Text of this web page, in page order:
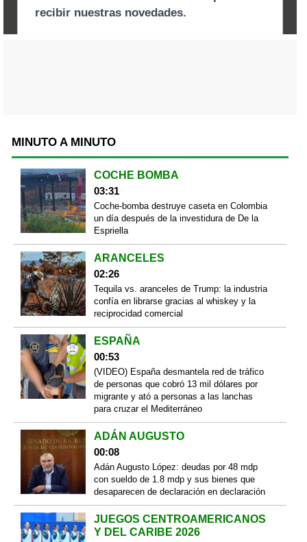
MINUTO A MINUTO
COCHE BOMBA
03:31
Coche-bomba destruye caseta en Colombia
un día después de la investidura de De la
Espriella
ARANCELES
02:26
Tequila vs. aranceles de Trump: la industria
confía en librarse gracias al whiskey y la
reciprocidad comercial
ESPAÑA
00:53
(VIDEO) España desmantela red de tráfico
de personas que cobró 13 mil dólares por
migrante y ató a personas a las lanchas
para cruzar el Mediterráneo
ADÁN AUGUSTO
00:08
Adán Augusto López: deudas por 48 mdp
con sueldo de 1.8 mdp y sus bienes que
desaparecen de declaración en declaración
JUEGOS CENTROAMERICANOS
Y DEL CARIBE 2026